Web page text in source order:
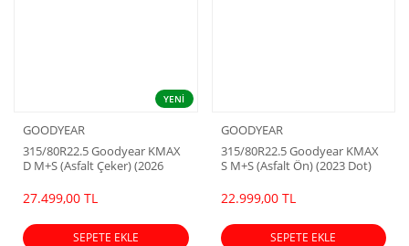
YENİ
GOODYEAR
315/80R22.5 Goodyear KMAX
D M+S (Asfalt Çeker) (2026
27.499,00 TL
SEPETE EKLE
GOODYEAR
315/80R22.5 Goodyear KMAX
S M+S (Asfalt Ön) (2023 Dot)
22.999,00 TL
SEPETE EKLE